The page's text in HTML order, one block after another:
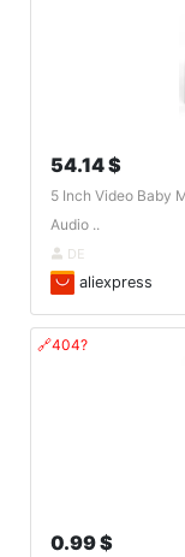
54.14 $
5 Inch Video Baby
Audio ..
DE
aliexpress
🔗404?
0.99 $